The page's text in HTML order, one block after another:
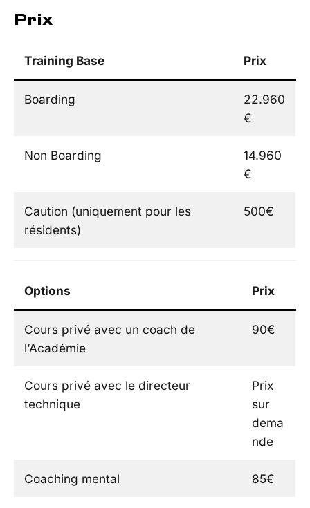
Prix
Training Base Prix
Boarding
22.960
€
Non Boarding
14.960
€
Caution (uniquement pour les
résidents)
500€
Options Prix
Cours privé avec un coach de
l’Académie
90€
Cours privé avec le directeur
technique
Prix
sur
dema
nde
Coaching mental 85€